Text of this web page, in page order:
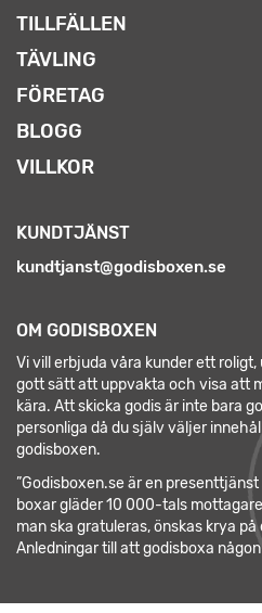
TILLFÄLLEN
TÄVLING
FÖRETAG
BLOGG
VILLKOR
KUNDTJÄNST
kundtjanst@godisboxen.se
OM GODISBOXEN
Vi vill erbjuda våra kunder ett
gott sätt att uppvakta och visa att
kära. Att skicka godis är inte bara
personliga då du själv väljer
godisboxen.
”Godisboxen.se är en
boxar gläder 10 000-tals
man ska gratuleras, önskas krya
Anledningar till att godisboxa